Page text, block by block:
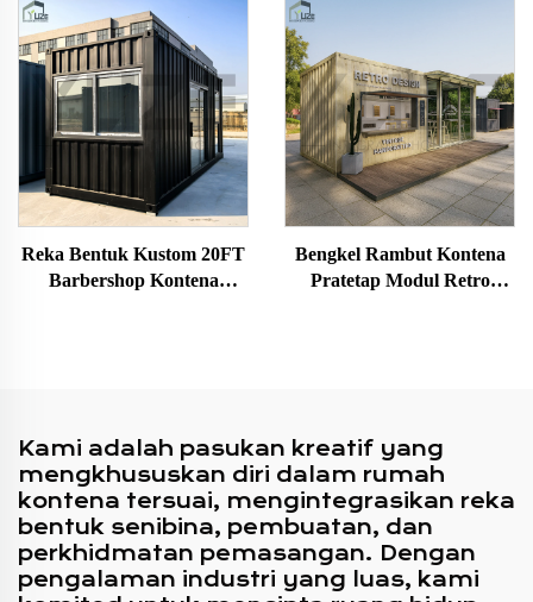
Rumah Tidur dengan Bilik
Mandi & Dapur
Elegan Untuk Kegunaan
Luar Rumah Hotel Pejabat
Bangunan
Reka Bentuk Kustom 20FT
Barbershop Kontena
Bengkel Rambut Kontena
Pratetap Modul Retro
Kami adalah pasukan kreatif yang
mengkhususkan diri dalam rumah
kontena tersuai, mengintegrasikan reka
bentuk senibina, pembuatan, dan
perkhidmatan pemasangan. Dengan
pengalaman industri yang luas, kami